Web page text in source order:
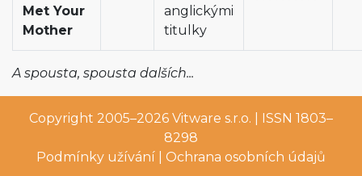
Met Your
Mother
anglickými
titulky
A spousta, spousta dalších...
Copyright 2005–2026 Vitware s.r.o. | ISSN 1803–
8298
Podmínky užívání
Ochrana osobních údajů